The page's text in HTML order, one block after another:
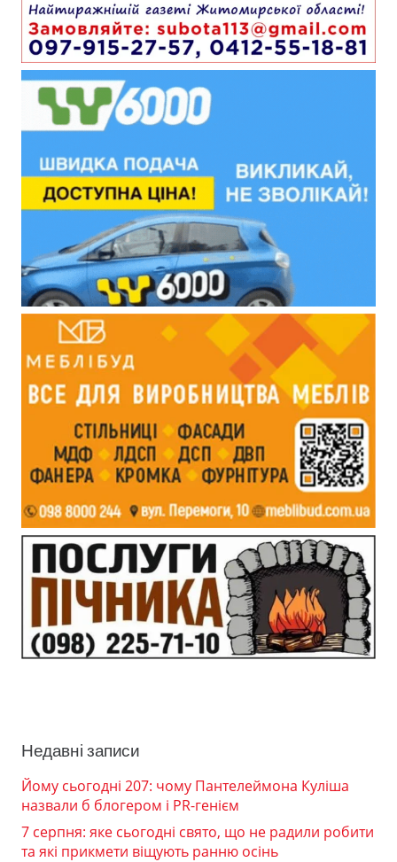
Недавні записи
Йому сьогодні 207: чому Пантелеймона Куліша
назвали б блогером і PR-генієм
7 серпня: яке сьогодні свято, що не радили робити
та які прикмети віщують ранню осінь